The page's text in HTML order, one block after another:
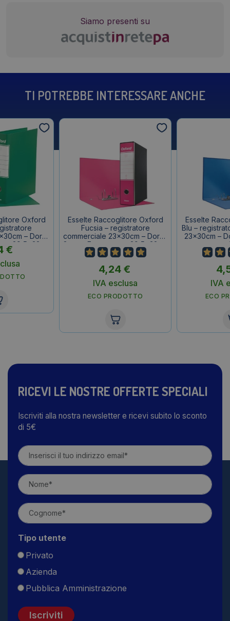
Siamo presenti su
TI POTREBBE INTERESSARE ANCHE
Oxford
– Dorso
29,5x32cm
€
Esselte Raccoglitore Oxford
Fucsia – registratore
commerciale 23x30cm – Dorso
8 cm – F.to esterno 29,5x32cm
4,24 €
IVA esclusa
ECO PRODOTTO
Esselte
Blu –
23x30cm –
IVA
ECO
RICEVI LE NOSTRE OFFERTE SPECIALI
Iscriviti alla nostra newsletter e ricevi subito lo sconto
di 5€
Tipo utente
Privato
Azienda
Pubblica Amministrazione
Iscriviti